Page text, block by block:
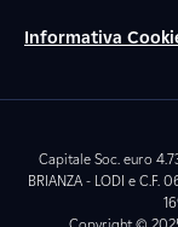
Informativa
Capitale Soc. euro
BRIANZA - LODI e